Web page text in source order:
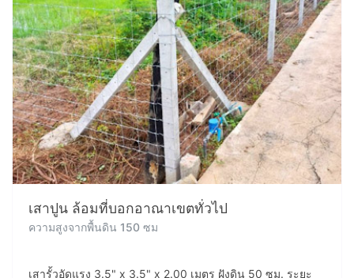
เสาปูน ล้อมที่บอกอาณาเขตทั่วไป
ความสูงจากพื้นดิน 150 ซม
เสารั้วอัดแรง 3.5" x 3.5" x 2.00 เมตร ฝังดิน 50 ซม. ระยะ